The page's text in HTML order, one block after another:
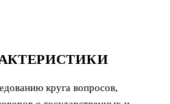
круга вопросов,